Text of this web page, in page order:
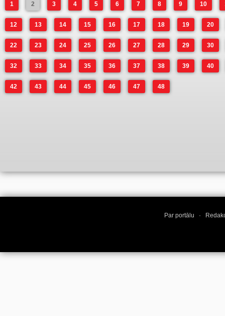
1 2 3 4 5 6 7 8 9 10
12 13 14 15 16 17 18 19 20
22 23 24 25 26 27 28 29 30
32 33 34 35 36 37 38 39 40
42 43 44 45 46 47 48
Par portālu ·